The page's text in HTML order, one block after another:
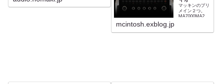
マッキンのプリ
メイン２つ。
MA7000MA227
Mastering
mcintosh.exblog.jp